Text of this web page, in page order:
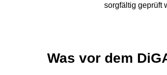
sorgfältig geprüft
Was vor dem